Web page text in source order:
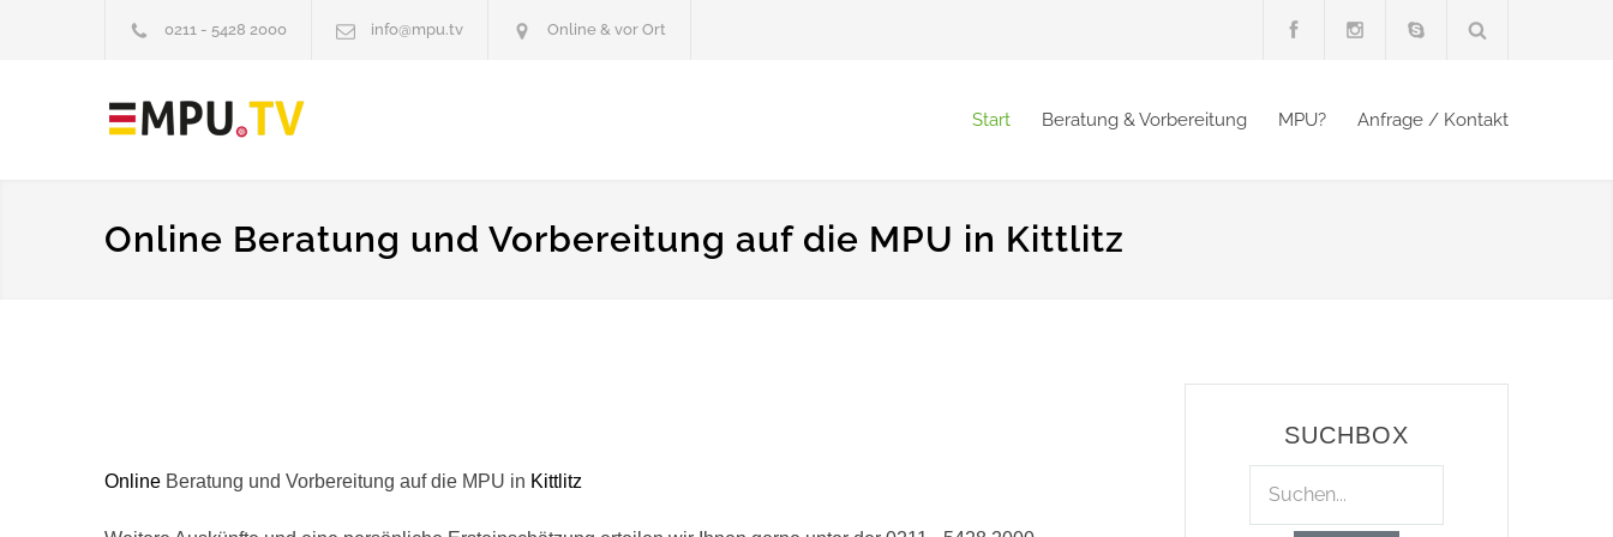
0211 - 5428 2000 info@mpu.tv Online & vor Ort
Start Beratung & Vorbereitung MPU? Anfrage / Kontakt
Online Beratung und Vorbereitung auf die MPU in Kittlitz
Online Beratung und Vorbereitung auf die MPU in Kittlitz
SUCHBOX